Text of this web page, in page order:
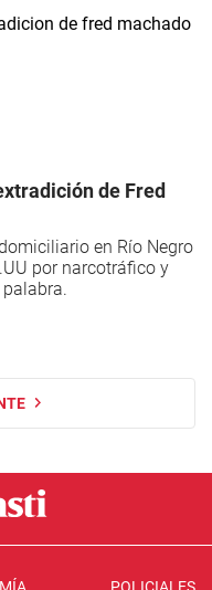
de Fred
en Río Negro
por narcotráfico y